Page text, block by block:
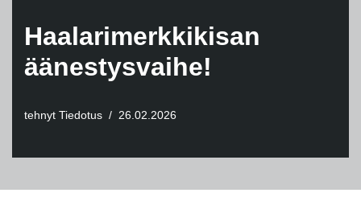
Haalarimerkkikisan
äänestysvaihe!
tehnyt Tiedotus 26.02.2026